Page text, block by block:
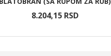
8.204,15 RSD